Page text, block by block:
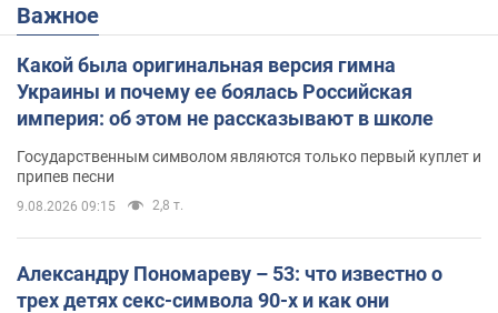
Важное
Какой была оригинальная версия гимна
Украины и почему ее боялась Российская
империя: об этом не рассказывают в школе
Государственным символом являются только первый куплет и
припев песни
9.08.2026 09:15 2,8 т.
Александру Пономареву – 53: что известно о
трех детях секс-символа 90-х и как они